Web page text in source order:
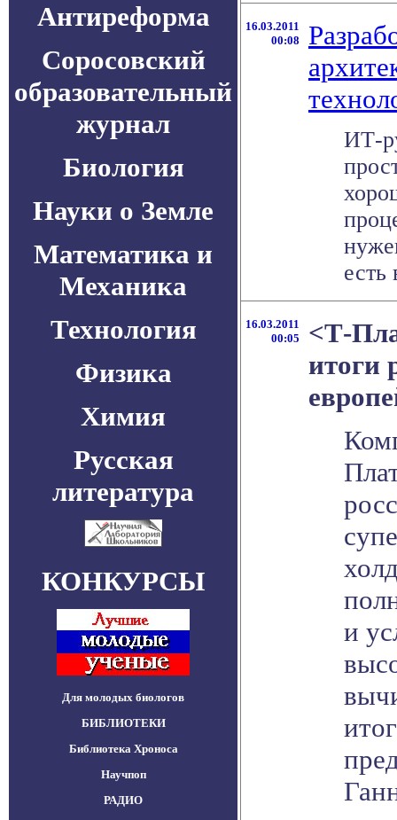
Антиреформа
Соросовский
образовательный
журнал
Биология
Науки о Земле
Математика и
Механика
Технология
Физика
Химия
Русская
литература
КОНКУРСЫ
Для молодых биологов
БИБЛИОТЕКИ
Библиотека Хроноса
Научпоп
РАДИО
16.03.2011
00:08
ИТ-
есть
16.03.2011
00:05
<Т-
итоги
и